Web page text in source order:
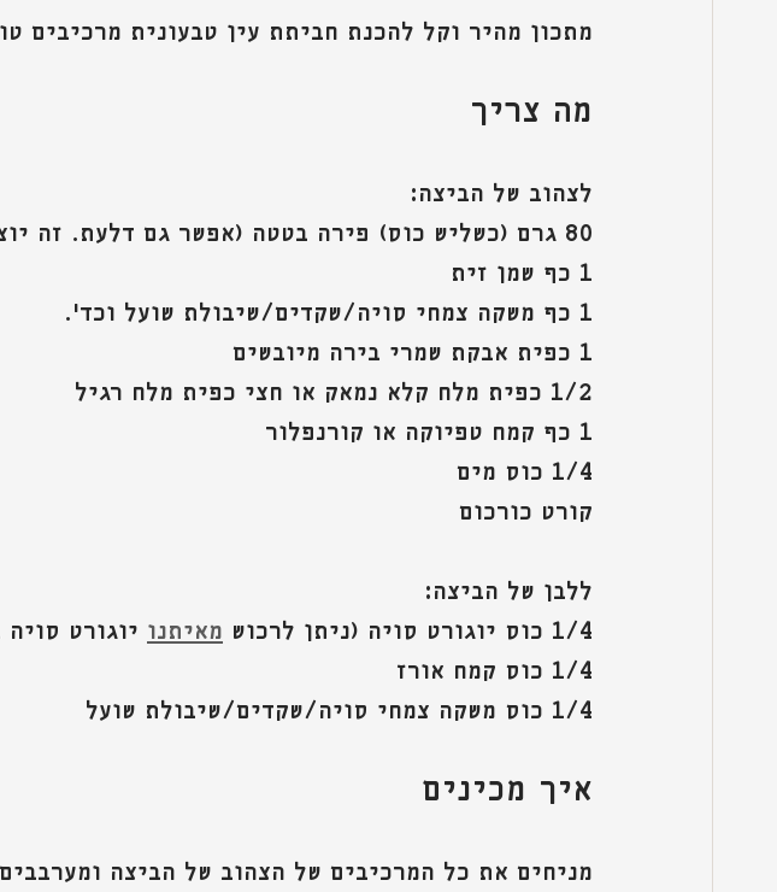
מתכון מהיר וקל להכנת חביתת עין טבעונית מרכיבים
מה צריך
לצהוב של הביצה:
80 גרם (כשליש כוס) פירה בטטה (אפשר גם דלעת. זה יוצא קצת יותר מריר)
1 כף שמן זית
1 כף משקה צמחי סויה/שקדים/שיבולת שועל וכד'.
1 כפית אבקת שמרי בירה מיובשים
1/2 כפית מלח קלא נמאק או חצי כפית מלח רגיל
1 כף קמח טפיוקה או קורנפלור
1/4 כוס מים
קורט כורכום
ללבן של הביצה:
1/4 כוס יוגורט סויה (ניתן לרכוש
מאיתנו יוגורט סויה
1/4 כוס קמח אורז
1/4 כוס משקה צמחי סויה/שקדים/שיבולת שועל
איך מכינים
מניחים את כל המרכיבים של הצהוב של הביצה